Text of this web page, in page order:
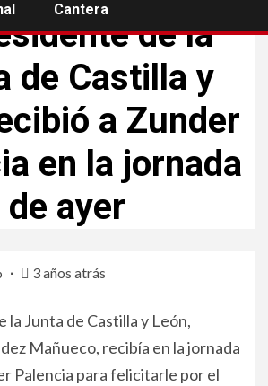
Cantera
de la
de Castilla y
a Zunder
en la jornada
de ayer
3 años atrás
la Junta de Castilla y León,
Mañueco, recibía en la jornada
Palencia para felicitarle por el